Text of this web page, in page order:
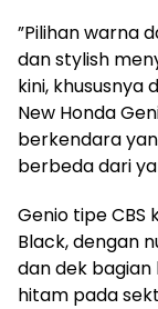
”Pilihan warna
dan stylish
kini, khususnya
New Honda
berkendara
berbeda dari
Genio tipe CBS
Black, dengan
dan dek
hitam pada